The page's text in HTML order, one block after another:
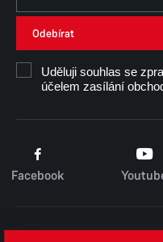
Odebírat
Uděluji souhlas se
účelem zasílání
Facebook